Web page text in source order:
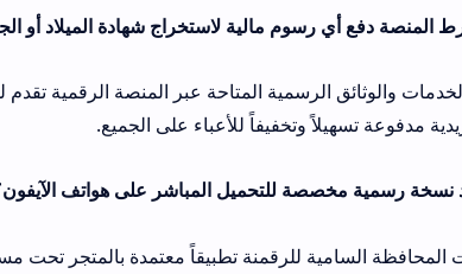
الرسمية المتاحة عبر المنصة الرقمية تقدم للمواطنين
وتخفيفاً للأعباء على الجميع.